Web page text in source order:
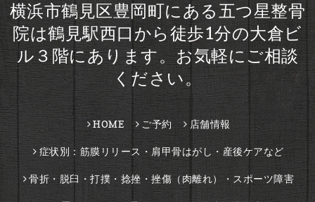
横浜市鶴見区豊岡町にある五つ星整骨
院は鶴見駅西口から徒歩1分の大倉ビ
ル３階にあります。お気軽にご相談
ください。
HOME ご予約 店舗情報
症状別：筋膜リリース・肩甲骨はがし・産後ケアなど
骨折・脱臼・打撲・捻挫・挫傷（肉離れ）・スポーツ障害